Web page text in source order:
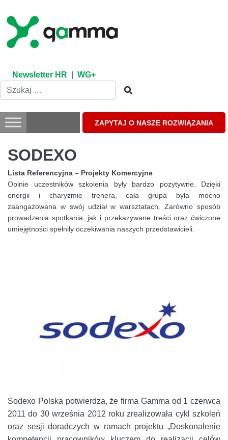
content
Newsletter HR WG+
ZAPYTAJ O NASZE ROZWIĄZANIA
SODEXO
Lista Referencyjna – Projekty Komercyjne
Opinie uczestników szkolenia były bardzo pozytywne. Dzięki
energii i charyzmie trenera, cała grupa była mocno
zaangażowana w swój udział w warsztatach. Zarówno sposób
prowadzenia spotkania, jak i przekazywane treści oraz ćwiczone
umiejętności spełniły oczekiwania naszych przedstawicieli.
Sodexo Polska potwierdza, że firma Gamma od 1 czerwca
2011 do 30 września 2012 roku zrealizowała cykl szkoleń
oraz sesji doradczych w ramach projektu „Doskonalenie